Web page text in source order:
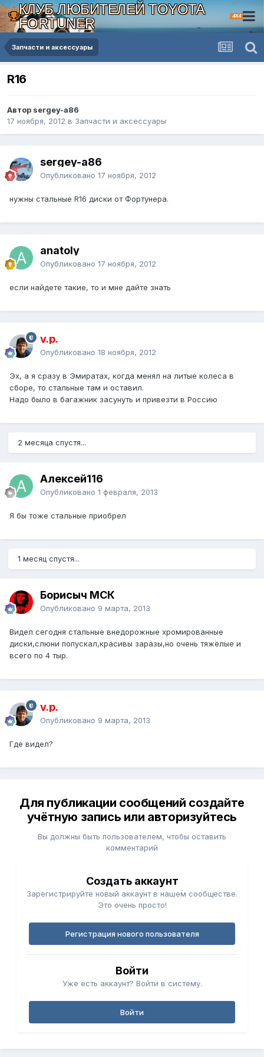
КЛУБ ЛЮБИТЕЛЕЙ TOYOTA
FORTUNER
4X4
Запчасти и аксессуары
R16
Автор sergey-a86
17 ноября, 2012 в Запчасти и аксессуары
sergey-a86
Опубликовано 17 ноября, 2012
нужны стальные R16 диски от Фортунера.
anatoly
Опубликовано 17 ноября, 2012
если найдете такие, то и мне дайте знать
v.p.
Опубликовано 18 ноября, 2012
Эх, а я сразу в Эмиратах, когда менял на литые колеса в
сборе, то стальные там и оставил.
Надо было в багажник засунуть и привезти в Россию
2 месяца спустя...
Алексей116
Опубликовано 1 февраля, 2013
Я бы тоже стальные приобрел
1 месяц спустя...
Борисыч МСК
Опубликовано 9 марта, 2013
Видел сегодня стальные внедорожные хромированные
диски,слюни попускал,красивы заразы,но очень тяжёлые и
всего по 4 тыр.
v.p.
Опубликовано 9 марта, 2013
Где видел?
Для публикации сообщений создайте
учётную запись или авторизуйтесь
Вы должны быть пользователем, чтобы оставить
комментарий
Создать аккаунт
Зарегистрируйте новый аккаунт в нашем сообществе.
Это очень просто!
Регистрация нового пользователя
Войти
Уже есть аккаунт? Войти в систему.
Войти